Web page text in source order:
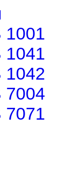
1001
1041
1042
7004
7071